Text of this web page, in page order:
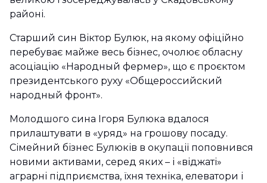
районі.
Старший син Віктор Булюк, на якому офіційно
перебуває майже весь бізнес, очолює обласну
асоціацію «Народный фермер», що є проєктом
президентського руху «Общероссийский
народный фронт».
Молодшого сина Ігоря Булюка вдалося
прилаштувати в «уряд» на грошову посаду.
Сімейний бізнес Булюків в окупації поповнився
новими активами, серед яких – і «віджаті»
аграрні підприємства, їхня техніка, елеватори і